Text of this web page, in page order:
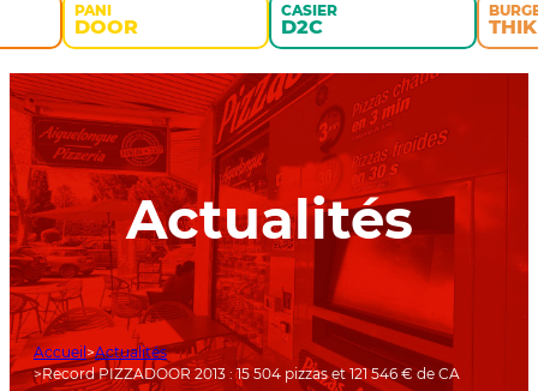
PANI
DOOR
CASIER
D2C THIK
Actualités
Accueil
Actualités
Record PIZZADOOR 2013 : 15 504 pizzas et 121 546 € de CA